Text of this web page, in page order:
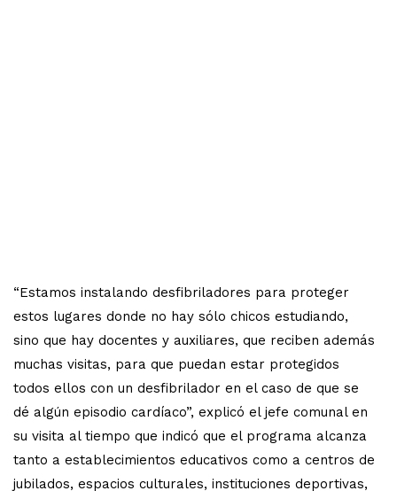
“Estamos instalando desfibriladores para proteger
estos lugares donde no hay sólo chicos estudiando,
sino que hay docentes y auxiliares, que reciben además
muchas visitas, para que puedan estar protegidos
todos ellos con un desfibrilador en el caso de que se
dé algún episodio cardíaco”, explicó el jefe comunal en
su visita al tiempo que indicó que el programa alcanza
tanto a establecimientos educativos como a centros de
jubilados, espacios culturales, instituciones deportivas,